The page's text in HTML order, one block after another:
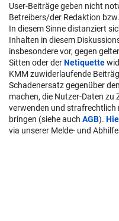
User-Beiträge geben nicht
Betreibers/der Redaktion
In diesem Sinne distanziert
Inhalten in diesem
insbesondere vor, gegen
Sitten oder derNetiquette
KMM zuwiderlaufende
Schadenersatz gegenüber
machen, die Nutzer-Daten zu
verwenden und strafrechtlich
bringen (siehe auch AGB).
via unserer Melde- und